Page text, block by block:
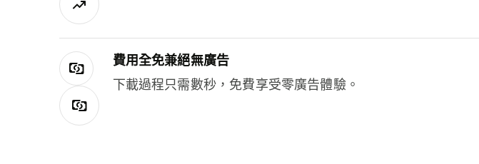
費用全免兼絕無廣告
下載過程只需數秒，免費享受零廣告體驗。